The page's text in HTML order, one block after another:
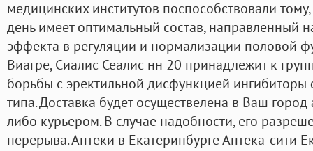
медицинских институтов поспособствовали
день имеет оптимальный состав, направленный
эффекта в регуляции и нормализации половой
Виагре, Сиалис Сеалис нн 20 принадлежит к
борьбы с эректильной дисфункцией
типа. Доставка будет осуществелена в Ваш
либо курьером. В случае надобности, его
перерыва. Аптеки в Екатеринбурге Аптека-сити